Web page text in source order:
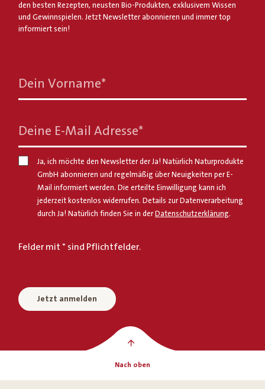
den besten Rezepten, neusten Bio-Produkten, exklusivem Wissen
und Gewinnspielen. Jetzt Newsletter abonnieren und immer top
informiert sein!
Dein Vorname*
Deine E-Mail Adresse*
Ja, ich möchte den Newsletter der Ja! Natürlich Naturprodukte
GmbH abonnieren und regelmäßig über Neuigkeiten per E-
Mail informiert werden. Die erteilte Einwilligung kann ich
jederzeit kostenlos widerrufen. Details zur Datenverarbeitung
durch Ja! Natürlich finden Sie in der Datenschutzerklärung.
Felder mit * sind Pflichtfelder.
Jetzt anmelden
Nach oben